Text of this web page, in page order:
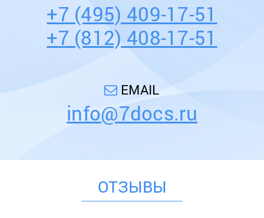
+7 (495) 409-17-51
+7 (812) 408-17-51
EMAIL
info@7docs.ru
ОТЗЫВЫ